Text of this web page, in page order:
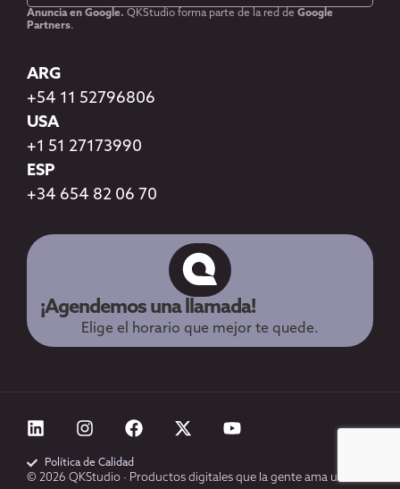
Anuncia en Google. QKStudio forma parte de la red de Google
Partners.
ARG
+54 11 52796806
USA
+1 51 27173990
ESP
+34 654 82 06 70
¡Agendemos una llamada!
Elige el horario que mejor te quede.
© 2026 QKStudio · Productos digitales que la gente ama usar.
Política de Calidad